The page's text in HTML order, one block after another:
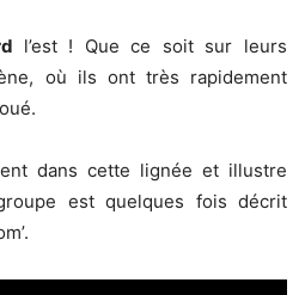
l’est ! Que ce soit sur leurs
où ils ont très rapidement
dans cette lignée et illustre
est quelques fois décrit